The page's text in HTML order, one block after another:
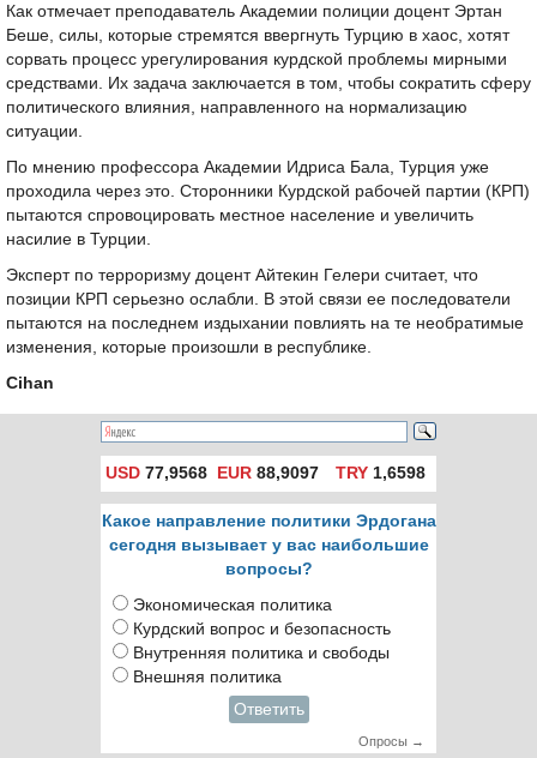
Как отмечает преподаватель Академии полиции доцент Эртан
Беше, силы, которые стремятся ввергнуть Турцию в хаос, хотят
сорвать процесс урегулирования курдской проблемы мирными
средствами. Их задача заключается в том, чтобы сократить сферу
политического влияния, направленного на нормализацию
ситуации.
По мнению профессора Академии Идриса Бала, Турция уже
проходила через это. Сторонники Курдской рабочей партии (КРП)
пытаются спровоцировать местное население и увеличить
насилие в Турции.
Эксперт по терроризму доцент Айтекин Гелери считает, что
позиции КРП серьезно ослабли. В этой связи ее последователи
пытаются на последнем издыхании повлиять на те необратимые
изменения, которые произошли в республике.
Cihan
USD 77,9568 EUR 88,9097 TRY1,6598
Какое направление политики Эрдогана
сегодня вызывает у вас наибольшие
вопросы?
Экономическая политика
Курдский вопрос и безопасность
Внутренняя политика и свободы
Внешняя политика
Ответить
Опросы →